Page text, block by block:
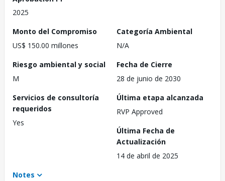
2025
Monto del Compromiso
US$ 150.00 millones
Categoría Ambiental
N/A
Riesgo ambiental y social
M
Fecha de Cierre
28 de junio de 2030
Servicios de consultoría
requeridos
Yes
Última etapa alcanzada
RVP Approved
Última Fecha de
Actualización
14 de abril de 2025
Notes